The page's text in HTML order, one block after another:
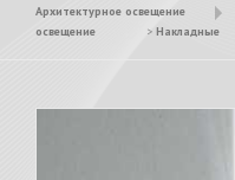
Архитектурное освещение
освещение
> Накладные